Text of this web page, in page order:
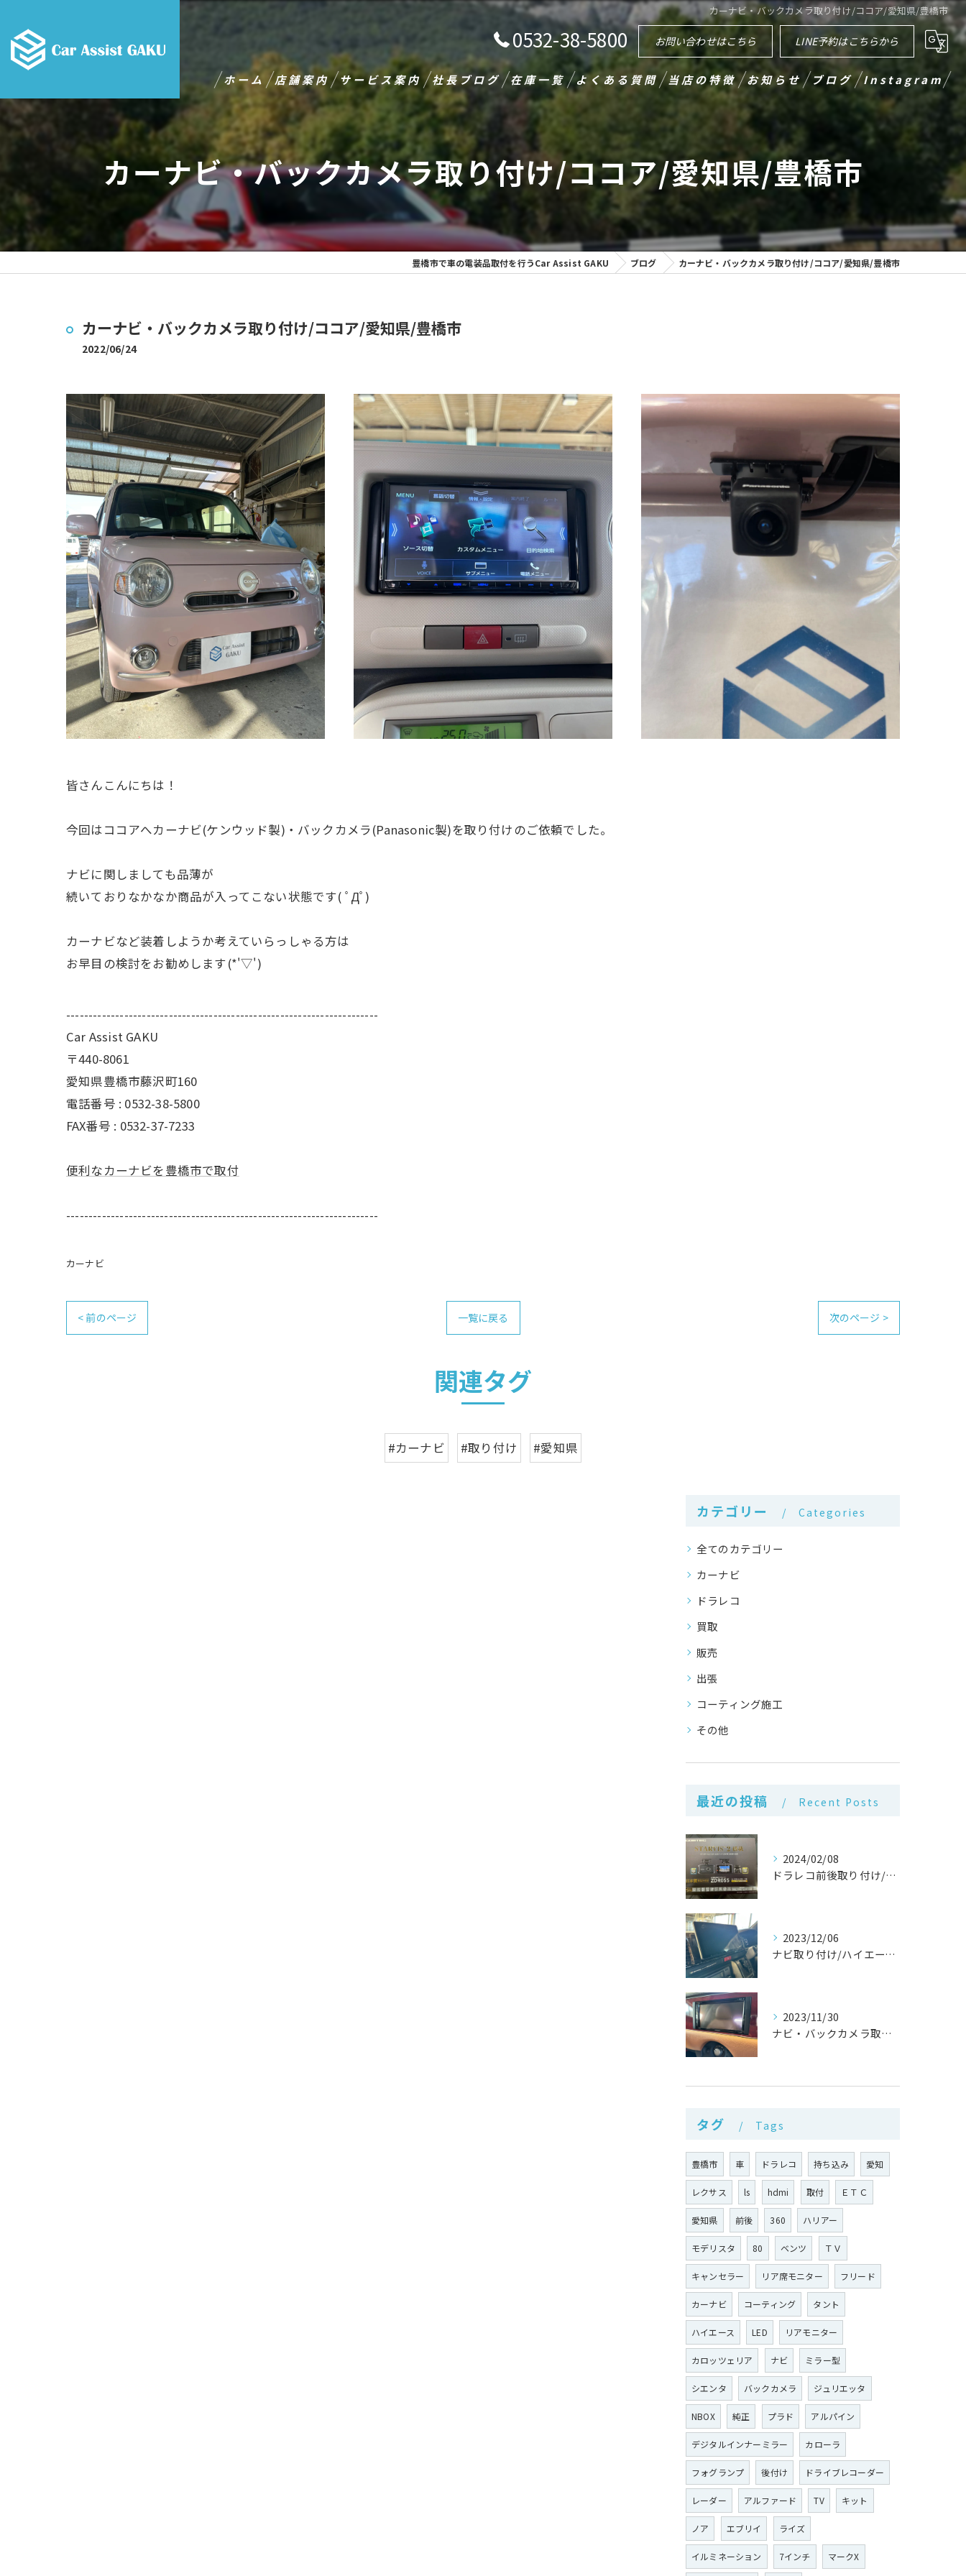
カーナビ・バックカメラ取り付け/ココア/愛知県/豊橋市
0532-38-5800 お問い合わせはこちら LINE予約はこちらから
ホーム 店舗案内 サービス案内 社長ブログ 在庫一覧 よくある質問 当店の特徴
ドラレコ
販売
出張
お知らせ ブログ Instagram
カーナビ・バックカメラ取り付け/ココア/愛知県/豊橋市
豊橋市で車の電装品取付を行うCar Assist GAKU ブログ カーナビ・バックカメラ取り付け/ココア/愛知県/豊橋市
カーナビ・バックカメラ取り付け/ココア/愛知県/豊橋市
2022/06/24
皆さんこんにちは！
今回はココアへカーナビ(ケンウッド製)・バックカメラ(Panasonic製)を取り付けのご依頼でした。
ナビに関しましても品薄が
続いておりなかなか商品が入ってこない状態です( ﾟДﾟ)
カーナビなど装着しようか考えていらっしゃる方は
お早目の検討をお勧めします(*'▽')
----------------------------------------------------------------------
Car Assist GAKU
〒440-8061
愛知県豊橋市藤沢町160
電話番号 : 0532-38-5800
FAX番号 : 0532-37-7233
便利なカーナビを豊橋市で取付
----------------------------------------------------------------------
カーナビ
< 前のページ 一覧に戻る 次のページ >
関連タグ
#カーナビ #取り付け #愛知県
カテゴリー Categories
全てのカテゴリー
カーナビ
ドラレコ
買取
販売
出張
コーティング施工
その他
最近の投稿 Recent Posts
2024/02/08
ドラレコ前後取り付け/愛知県/豊橋市
2023/12/06
ナビ取り付け/ハイエース/愛知県/豊橋市
2023/11/30
ナビ・バックカメラ取り付け/ビュート/愛知県/豊橋市
タグ Tags
豊橋市 車 ドラレコ 持ち込み 愛知
レクサス ls hdmi 取付 ＥＴＣ
愛知県 前後 360 ハリアー
モデリスタ 80 ベンツ ＴＶ
キャンセラー リア席モニター フリード
カーナビ コーティング タント
ハイエース LED リアモニター
カロッツェリア ナビ ミラー型
シエンタ バックカメラ ジュリエッタ
NBOX 純正 プラド アルパイン
デジタルインナーミラー カローラ
フォグランプ 後付け ドライブレコーダー
レーダー アルファード TV キット
ノア エブリイ ライズ
イルミネーション 7インチ マークX